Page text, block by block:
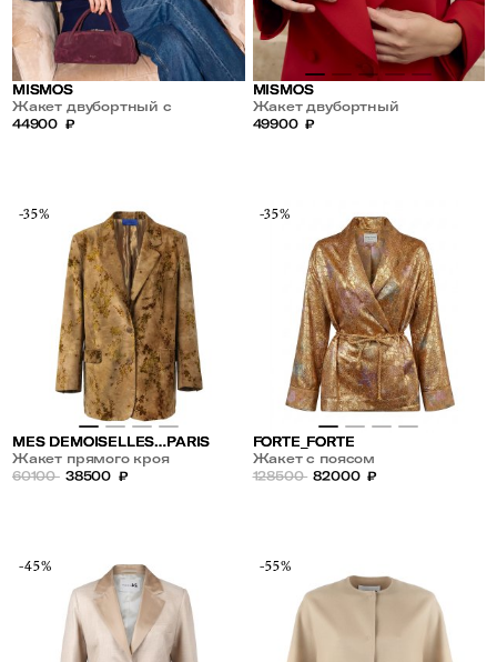
MISMOS
Жакет двубортный с
метталическими пуговицами
44900 ₽
MISMOS
Жакет двубортный
49900 ₽
-35%
MES DEMOISELLES…PARIS
Жакет прямого кроя
60100 38500 ₽
-35%
FORTE_FORTE
Жакет с поясом
128500 82000 ₽
-45% -55%